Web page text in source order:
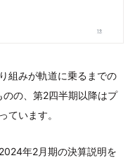
組みが軌道に乗るまでの
の、第2四半期以降はプ
ています。
年2月期の決算説明を